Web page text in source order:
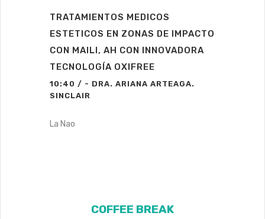
TRATAMIENTOS MEDICOS
ESTETICOS EN ZONAS DE IMPACTO
CON MAILI, AH CON INNOVADORA
TECNOLOGÍA OXIFREE
10:40 / - DRA. ARIANA ARTEAGA.
SINCLAIR
La Nao
COFFEE BREAK